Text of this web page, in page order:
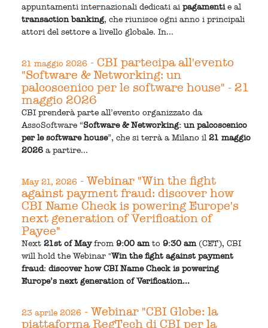
appuntamenti internazionali dedicati aipagamentie al
transaction banking, che riunisce ogni anno i principali
attori del settore a livello globale. In...
21 maggio 2026 - CBI partecipa all'evento
"Software & Networking: un
palcoscenico per le software house" - 21
maggio 2026
CBI prenderà parte all’evento organizzato da
AssoSoftware “Software & Networking: un palcoscenico
per le software house”, che si terrà a Milano il21 maggio
2026 a partire...
May 21, 2026 - Webinar "Win the fight
against payment fraud: discover how
CBI Name Check is powering Europe's
next generation of Verification of
Payee"
Next21st of Mayfrom9:00 amto9:30 am(CET), CBI
will hold the Webinar "Win the fight against payment
fraud: discover how CBI Name Check is powering
Europe’s next generation of Verification...
23 aprile 2026 - Webinar "CBI Globe: la
piattaforma RegTech di CBI per la